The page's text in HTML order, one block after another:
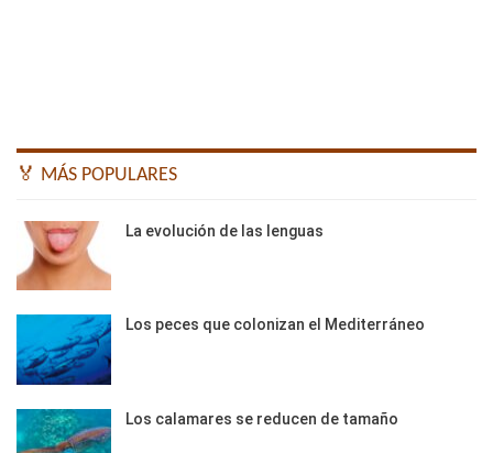
🏅 MÁS POPULARES
La evolución de las lenguas
Los peces que colonizan el Mediterráneo
Los calamares se reducen de tamaño